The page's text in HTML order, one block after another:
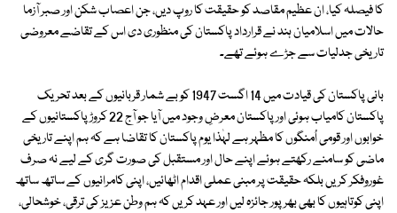
کا فیصلہ کیا، ان عظیم مقاصد کو حقیقت کا روپ دیں، جن اعصاب شکن اور صبر آزما
حالات میں اسلامیان ہند نے قرارداد پاکستان کی منظوری دی اس کے تقاضے معروضی
تاریخی جدلیات سے جڑے ہوئے تھے۔
بانی پاکستان کی قیادت میں 14 اگست 1947 کو بے شمار قربانیوں کے بعد تحریک
پاکستان کامیاب ہوئی اور پاکستان معرضِ وجود میں آیا جو آج 22 کروڑ پاکستانیوں کے
خوابوں اور قومی اُمنگوں کا مظہر ہے لہٰذا یوم پاکستان کا تقاضا ہے کہ ہم اپنے تاریخی
ماضی کو سامنے رکھتے ہوئے اپنے حال اور مستقبل کی صورت گری کے لیے نہ صرف
غوروفکر کریں بلکہ حقیقت پر مبنی عملی اقدام اٹھائیں، اپنی کامرانیوں کے ساتھ ساتھ
اپنی کوتاہیوں کا بھی بھرپور جائزہ لیں اور عہد کریں کہ ہم وطن عزیز کی ترقی، خوشحالی،